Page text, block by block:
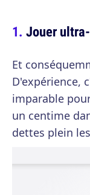
Jouer
Et
D'expérience,
imparable
un centime
dettes plein